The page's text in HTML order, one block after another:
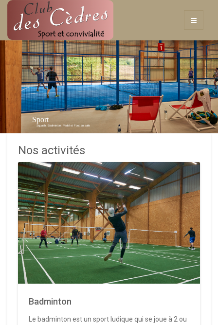
Sport
Squash, Badminton, Padel et Foot en salle
Nos activités
Badminton
Le badminton est un sport ludique qui se joue à 2 ou